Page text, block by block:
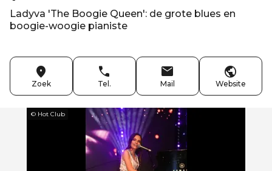
Ladyva 'The Boogie Queen': de grote blues en
boogie-woogie pianiste
Zoek Tel. Mail Website
© Hot Club